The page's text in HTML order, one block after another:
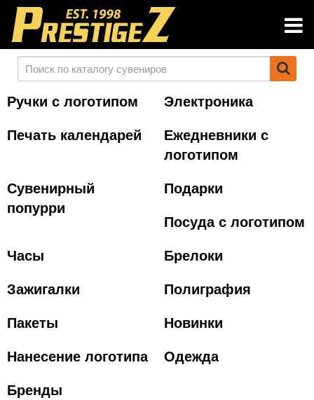
Ручки с логотипом
Электроника
Печать календарей
Ежедневники с
логотипом
Сувенирный
попурри
Подарки
Посуда с логотипом
Часы
Брелоки
Зажигалки
Полиграфия
Пакеты
Новинки
Нанесение логотипа
Одежда
Бренды